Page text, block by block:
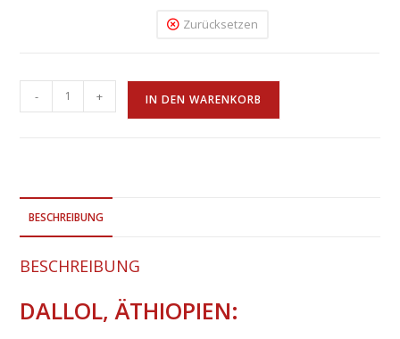
Zurücksetzen
- + IN DEN WARENKORB
BESCHREIBUNG
BESCHREIBUNG
DALLOL, ÄTHIOPIEN: